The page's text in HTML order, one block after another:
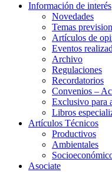
Información de interés
Novedades
Temas
Artículos de
Eventos
Archivo
Regulaciones
Recordatorios
Convenios –
Exclusivo para
Libros
Artículos Técnicos
Productivos
Ambientales
Asociate